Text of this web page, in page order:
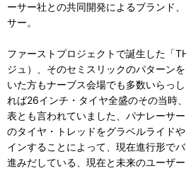
ーサー社との共同開発によるブランド
サー。
ファーストプロジェクトで誕生した「
ジュ）、そのセミスリックのパターン
いた方もナーブス会場でも多数いらっ
れば26インチ・タイヤ全盛のその当時
表とも言われていました、パナレーサ
のタイヤ・トレッドをグラベルライド
インすることによって、現在進行形で
進みだしている、現在と未来のユーザ